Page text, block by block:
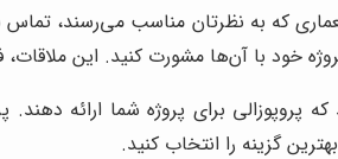
که به نظرتان مناسب می‌رسند، تماس
خود با آن‌ها مشورت کنید. این
برای پروژه شما ارائه دهند.
گزینه را انتخاب کنید.